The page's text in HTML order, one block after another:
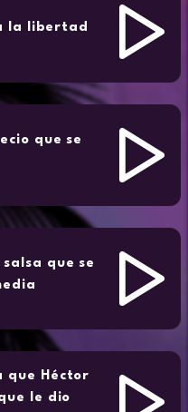
la libertad
que se
que se
que Héctor
le dio